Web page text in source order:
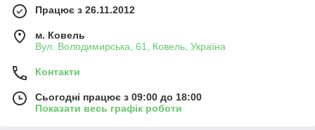
Працює з 26.11.2012
м. Ковель
Вул. Володимирська, 61, Ковель, Україна
Контакти
Сьогодні працює з 09:00 до 18:00
Показати весь графік роботи